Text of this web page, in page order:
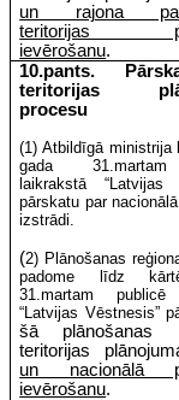
un rajona
teritorijas
ievērošanu.
10.pants.
teritorijas
procesu
(1) Atbildīgā ministrija
gada
laikrakstā “Latvijas
pārskatu par
izstrādi.
(2) Plānošanas
padome līdz
31.martam publicē
“Latvijas Vēstnesis”
šā plānošanas
teritorijas
un nacionālā
ievērošanu.